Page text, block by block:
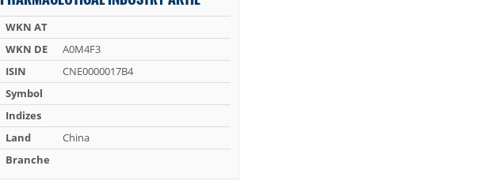
WKN AT
WKN DE
A0M4F3
ISIN
CNE0000017B4
Symbol
Indizes
Land
China
Branche